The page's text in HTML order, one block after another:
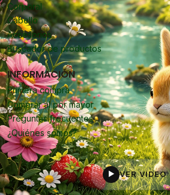
Corporal
Cabello
Accesorios
Buscador de productos
INFORMACIÓN
Primera compra
Comprar al por mayor
Preguntas frecuentes
¿Quiénes somos?
▶ VER VIDEO